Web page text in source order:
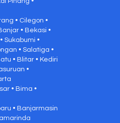
• Cilegon •
• Bekasi •
Sukabumi •
• Salatiga •
• Blitar • Kediri
•
• Bima •
• Banjarmasin